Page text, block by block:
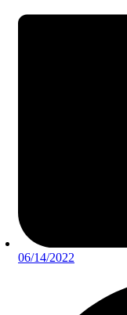
06/14/2022